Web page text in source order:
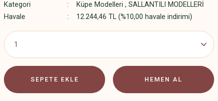
Kategori Küpe Modelleri , SALLANTILI MODELLERİ
Havale
12.244,46 TL (%10,00 havale indirimi)
SEPETE EKLE HEMEN AL